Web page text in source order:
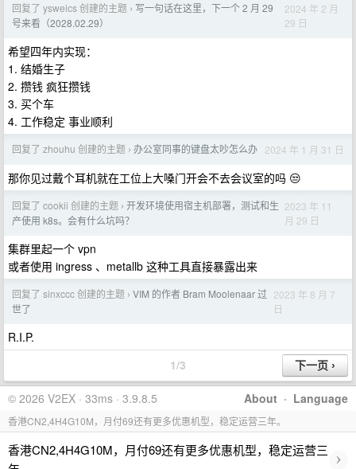
回复了 ysweics 创建的主题 › 写一句话在这里，下一个 2 月 29
号来看（2028.02.29）
2024 年 2 月
29 日
希望四年内实现：
1. 结婚生子
2. 攒钱 疯狂攒钱
3. 买个车
4. 工作稳定 事业顺利
回复了 zhouhu 创建的主题 › 办公室同事的键盘太吵怎么办 2024 年 1 月 31 日
那你见过戴个耳机就在工位上大嗓门开会不去会议室的吗 😒
回复了 cookii 创建的主题 › 开发环境使用宿主机部署，测试和生
产使用 k8s。会有什么坑吗？
2023 年 11
月 29 日
集群里起一个 vpn
或者使用 ingress 、metallb 这种工具直接暴露出来
回复了 sinxccc 创建的主题 › VIM 的作者 Bram Moolenaar 过
世了
2023 年 8 月 7
日
R.I.P.
1/3
About · Language
© 2026 V2EX · 33ms · 3.9.8.5
香港CN2,4H4G10M，月付69还有更多优惠机型，稳定运营三年。
香港CN2,4H4G10M，月付69还有更多优惠机型，稳定运营三 ›